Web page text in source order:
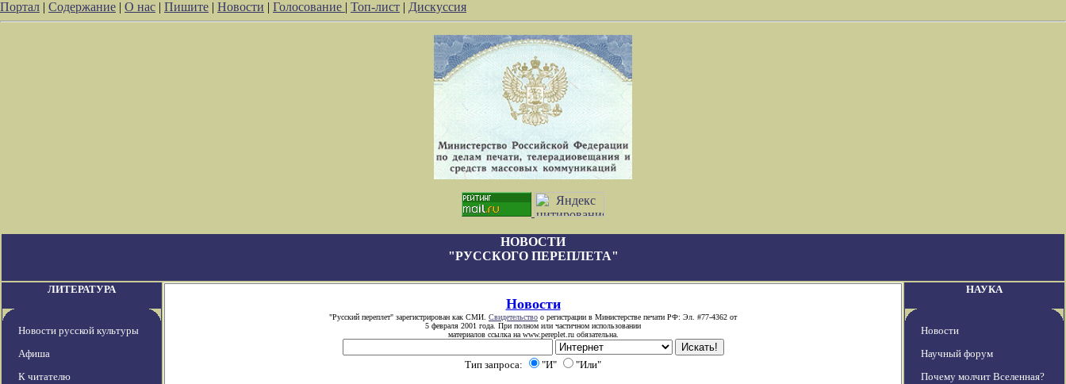
Портал | Содержание | О нас | Пишите | Новости | Голосование | Топ-лист | Дискуссия
НОВОСТИ
"РУССКОГО ПЕРЕПЛЕТА"
ЛИТЕРАТУРА
Новости русской культуры
Афиша
К читателю
Новости
"Русский переплет" зарегистрирован как СМИ. Свидетельство о регистрации в Министерстве печати РФ: Эл. #77-4362 от
5 февраля 2001 года. При полном или частичном использовании
материалов ссылка на www.pereplet.ru обязательна.
Тип запроса: "И" "Или"
НАУКА
Новости
Научный форум
Почему молчит Вселенная?